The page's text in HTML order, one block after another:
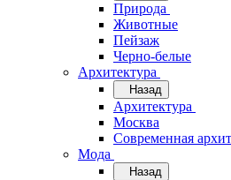
Природа
Животные
Пейзаж
Черно-белые
Архитектура
Назад
Архитектура
Москва
Современная
Мода
Назад